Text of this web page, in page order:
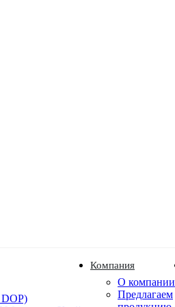
Компания
О компании
Предлагаем